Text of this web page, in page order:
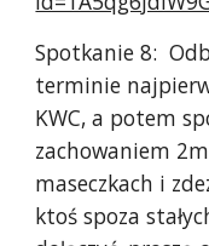
Spotkanie 8:
terminie
KWC, a potem
zachowaniem
maseczkach i
ktoś spoza